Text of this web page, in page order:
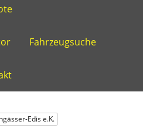
Fahrzeugsuche
Edis e.K.